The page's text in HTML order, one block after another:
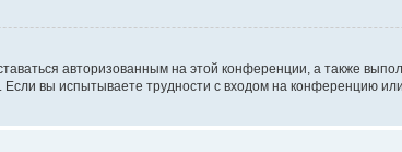
авторизованным на этой конференции, а также
вы испытываете трудности с входом на конференцию